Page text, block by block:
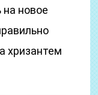
новое
хризантем